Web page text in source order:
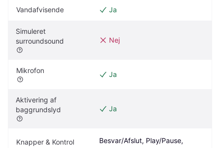
Vandafvisende Ja
Simuleret
surroundsound
Nej
Mikrofon Ja
Aktivering af
baggrundslyd
Ja
Knapper & Kontrol
Besvar/Afslut, Play/Pause,